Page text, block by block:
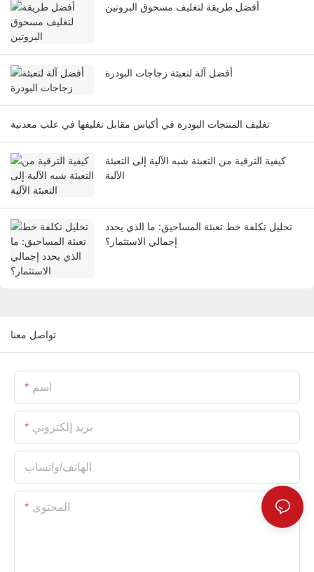
أفضل طريقة لتغليف مسحوق البروتين
أفضل آلة لتعبئة زجاجات البودرة
تغليف المنتجات البودرة في أكياس مقابل تغليفها في علب معدنية
كيفية الترقية من التعبئة شبه الآلية إلى التعبئة
الآلية
تحليل تكلفة خط تعبئة المساحيق: ما الذي يحدد
إجمالي الاستثمار؟
تواصل معنا
اسم
بريد إلكتروني
الهاتف/واتساب
المحتوى